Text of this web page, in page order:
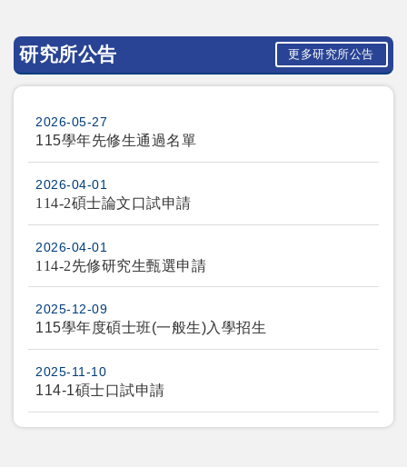
研究所公告 更多研究所公告
2026-05-27
115學年先修生通過名單
2026-04-01
114-2碩士論文口試申請
2026-04-01
114-2先修研究生甄選申請
2025-12-09
115學年度碩士班(一般生)入學招生
2025-11-10
114-1碩士口試申請